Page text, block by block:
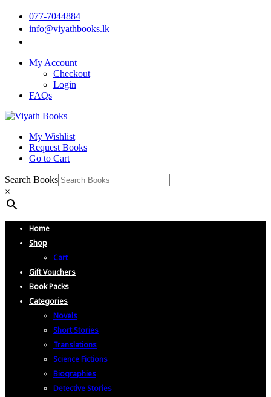
077-7044884
info@viyathbooks.lk
My Account
Checkout
Login
FAQs
My Wishlist
Request Books
Go to Cart
Search Books
×
Home
Shop
Cart
Gift Vouchers
Book Packs
Categories
Novels
Short Stories
Translations
Science Fictions
Biographies
Detective Stories